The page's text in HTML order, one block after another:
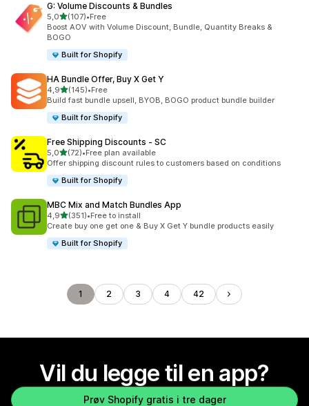
G: Volume Discounts & Bundles
5,0av 5 stjerner
(107)
Totalt 107 omtaler
•Free
Boost AOV with Volume Discount, Bundle, Quantity Breaks &
BOGO
Built for Shopify
HA Bundle Offer, Buy X Get Y
4,9av 5 stjerner
(145)
Totalt 145 omtaler
•Free
Build fast bundle upsell, BYOB, BOGO product bundle builder
Built for Shopify
Free Shipping Discounts ‑ SC
5,0av 5 stjerner
(72)
Totalt 72 omtaler
•Free plan available
Offer shipping discount rules to customers based on conditions
Built for Shopify
MBC Mix and Match Bundles App
4,9av 5 stjerner
(351)
Totalt 351 omtaler
•Free to install
Create buy one get one & Buy X Get Y bundle products easily
Built for Shopify
1 2 3 4 42
Vil du legge til en app?
Prøv Shopify gratis i tre dager